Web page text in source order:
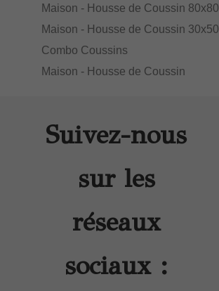
Maison - Housse de Coussin 80x80
Maison - Housse de Coussin 30x50
Combo Coussins
Maison - Housse de Coussin
Suivez-nous
sur les
réseaux
sociaux :